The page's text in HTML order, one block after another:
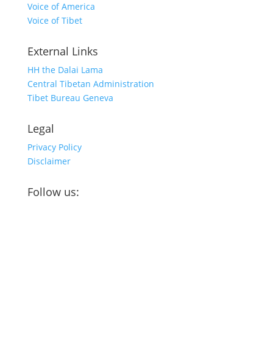
Voice of America
Voice of Tibet
External Links
HH the Dalai Lama
Central Tibetan Administration
Tibet Bureau Geneva
Legal
Privacy Policy
Disclaimer
Follow us: